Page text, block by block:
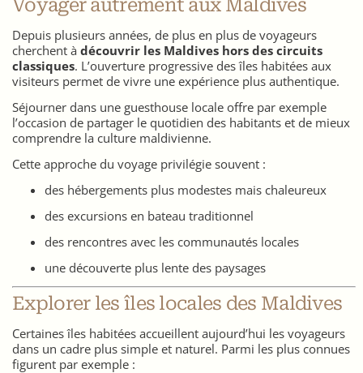
Voyager autrement aux Maldives
Depuis plusieurs années, de plus en plus de voyageurs
cherchent à découvrir les Maldives hors des circuits
classiques. L’ouverture progressive des îles habitées aux
visiteurs permet de vivre une expérience plus authentique.
Séjourner dans une guesthouse locale offre par exemple
l’occasion de partager le quotidien des habitants et de mieux
comprendre la culture maldivienne.
Cette approche du voyage privilégie souvent :
des hébergements plus modestes mais chaleureux
des excursions en bateau traditionnel
des rencontres avec les communautés locales
une découverte plus lente des paysages
Explorer les îles locales des Maldives
Certaines îles habitées accueillent aujourd’hui les voyageurs
dans un cadre plus simple et naturel. Parmi les plus connues
figurent par exemple :